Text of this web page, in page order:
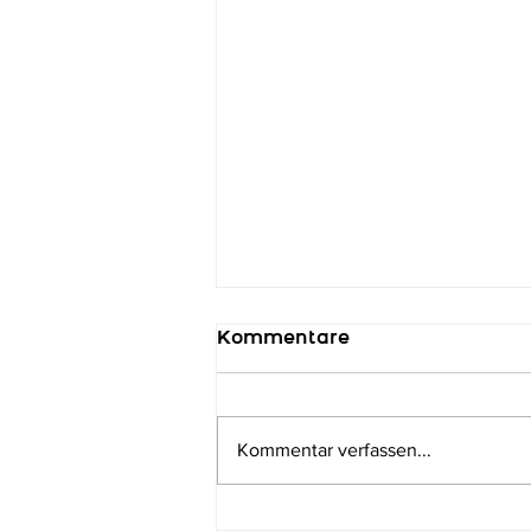
Kommentare
Kommentar verfassen...